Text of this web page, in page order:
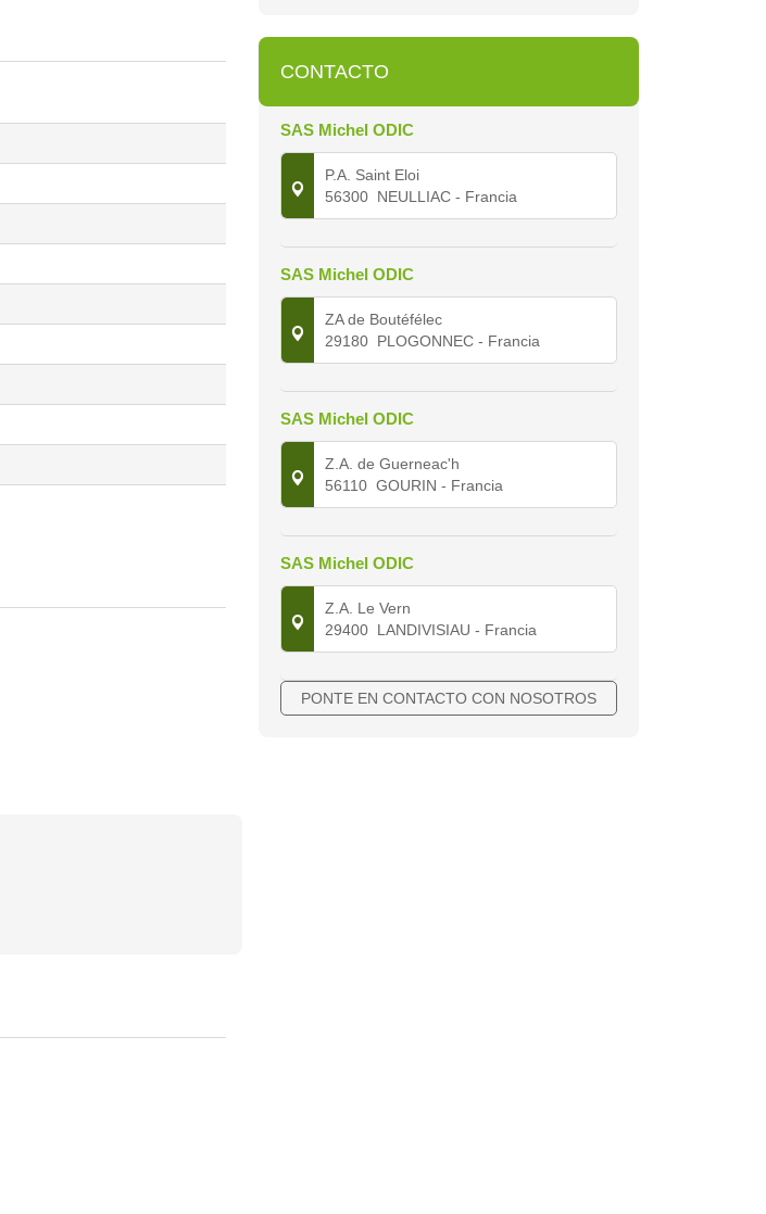
CONTACTO
SAS Michel ODIC
P.A. Saint Eloi
56300 NEULLIAC - Francia
SAS Michel ODIC
ZA de Boutéfélec
29180 PLOGONNEC - Francia
SAS Michel ODIC
Z.A. de Guerneac'h
56110 GOURIN - Francia
SAS Michel ODIC
Z.A. Le Vern
29400 LANDIVISIAU - Francia
PONTE EN CONTACTO CON NOSOTROS